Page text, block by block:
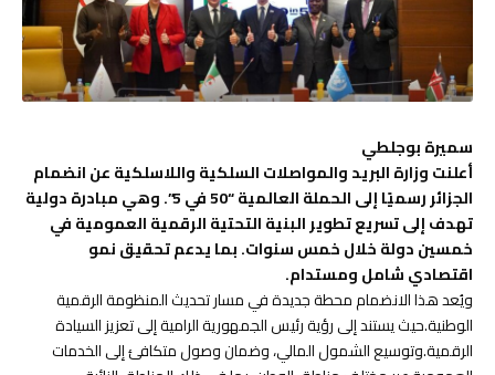
سميرة بوجلطي
أعلنت وزارة البريد والمواصلات السلكية واللاسلكية عن انضمام
الجزائر رسميًا إلى الحملة العالمية “50 في 5”. وهي مبادرة دولية
تهدف إلى تسريع تطوير البنية التحتية الرقمية العمومية في
خمسين دولة خلال خمس سنوات. بما يدعم تحقيق نمو
اقتصادي شامل ومستدام.
ويُعد هذا الانضمام محطة جديدة في مسار تحديث المنظومة الرقمية
الوطنية.حيث يستند إلى رؤية رئيس الجمهورية الرامية إلى تعزيز السيادة
الرقمية.وتوسيع الشمول المالي، وضمان وصول متكافئ إلى الخدمات